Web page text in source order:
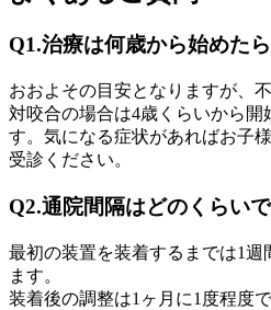
Q1.治療は何歳から始めた
おおよその目安となりますが、
対咬合の場合は4歳くらいから
す。気になる症状があればお子
受診ください。
Q2.通院間隔はどのくらい
最初の装置を装着するまでは1週
ます。
装着後の調整は1ヶ月に1度程度